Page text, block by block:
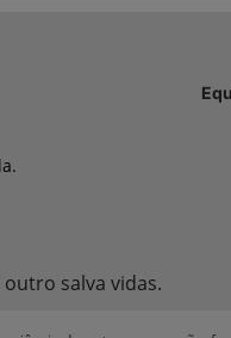
salva vidas.